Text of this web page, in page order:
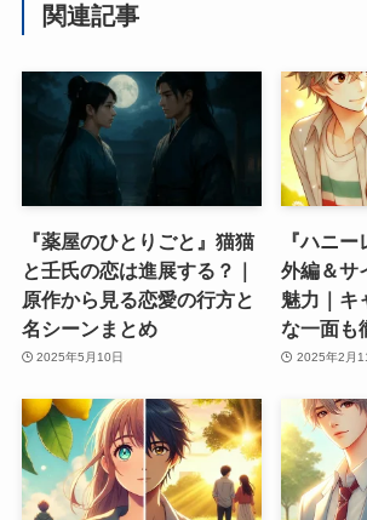
関連記事
『薬屋のひとりごと』猫猫
と壬氏の恋は進展する？｜
原作から見る恋愛の行方と
名シーンまとめ
2025年5月10日
『ハニ
外編＆サ
魅力｜キ
な一面も
2025年2月